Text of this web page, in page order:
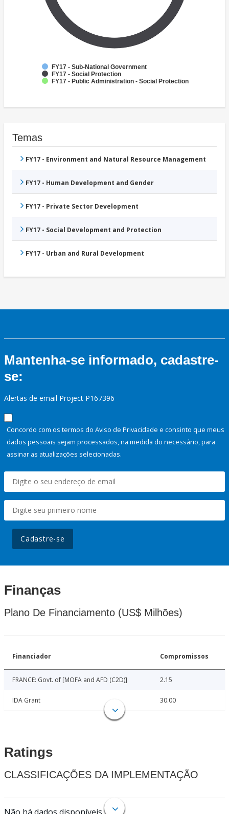
FY17 - Sub-National Government
FY17 - Social Protection
FY17 - Public Administration - Social Protection
Temas
FY17 - Environment and Natural Resource Management
FY17 - Human Development and Gender
FY17 - Private Sector Development
FY17 - Social Development and Protection
FY17 - Urban and Rural Development
Mantenha-se informado, cadastre-
se:
Alertas de email Project P167396
Concordo com os termos do Aviso de Privacidade e consinto que meus
dados pessoais sejam processados, na medida do necessário, para
assinar as atualizações selecionadas.
Cadastre-se
Finanças
Plano De Financiamento (US$ Milhões)
Financiador Compromissos
FRANCE: Govt. of [MOFA and AFD (C2D)] 2.15
IDA Grant 30.00
Ratings
CLASSIFICAÇÕES DA IMPLEMENTAÇÃO